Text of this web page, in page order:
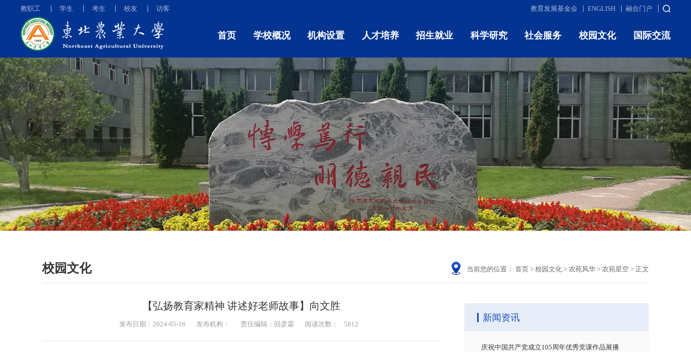
教职工 学生 考生 校友 访客 教育发展基金会 ENGLISH 融合门户
首页 学校概况 机构设置 人才培养 招生就业 科学研究 社会服务 校园文化 国际交流
校园文化 当前您的位置： 首页 > 校园文化 > 农苑风华 > 农苑星空 > 正文
【弘扬教育家精神 讲述好老师故事】向文胜
发布日期：2024-05-16 发布机构： 责任编辑：回彦霖 阅读次数： 5812
新闻资讯
庆祝中国共产党成立105周年优秀党课作品展播